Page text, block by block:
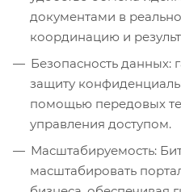
документами в
координацию и
Безопасность данных:
защиту
помощью передовых
управления доступом.
Масштабируемость:
масштабировать